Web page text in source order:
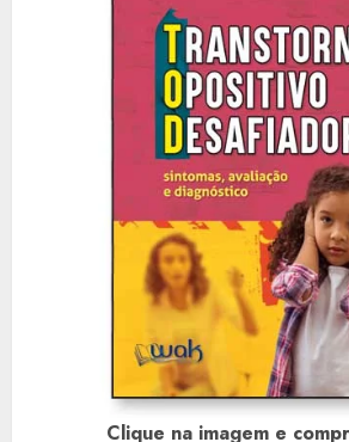
Clique na imagem e